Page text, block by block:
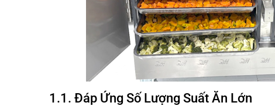
1.1. Đáp Ứng Số Lượng Suất Ăn Lớn